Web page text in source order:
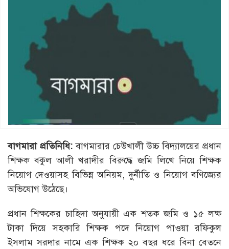
বাগমারা প্রতিনিধি:বাগমারার চেউখালী উচ্চ বিদ্যালয়ের প্রধান
শিক্ষক বকুল আলী খরাদীর বিরুদ্ধে জমি লিখে নিয়ে শিক্ষক
নিয়োগ দেওয়াসহ বিভিন্ন অনিয়ম, দুর্নীতি ও নিয়োগ বণিজ্যের
অভিযোগ উঠেছে।
প্রধান শিক্ষকের চাহিদা অনুযায়ী এক শতক জমি ও ১৫ লক্ষ
টাকা দিয়ে সহকারি শিক্ষক পদে নিয়োগ পাওয়া রফিকুল
ইসলাম সরদার নামে এক শিক্ষক ২০ বছর ধরে বিনা বেতনে